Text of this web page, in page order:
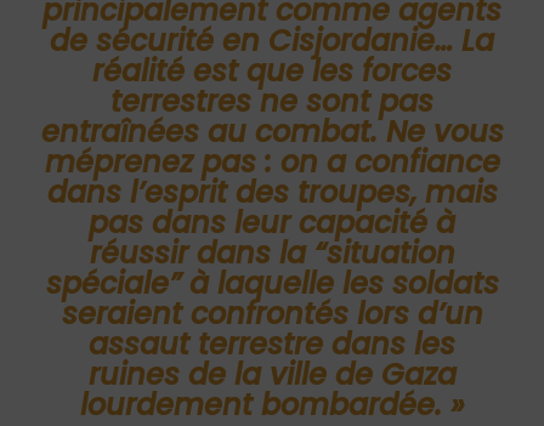
principalement comme agents
de sécurité en Cisjordanie… La
réalité est que les forces
terrestres ne sont pas
entraînées au combat. Ne vous
méprenez pas : on a confiance
dans l’esprit des troupes, mais
pas dans leur capacité à
réussir dans la “situation
spéciale” à laquelle les soldats
seraient confrontés lors d’un
assaut terrestre dans les
ruines de la ville de Gaza
lourdement bombardée. »